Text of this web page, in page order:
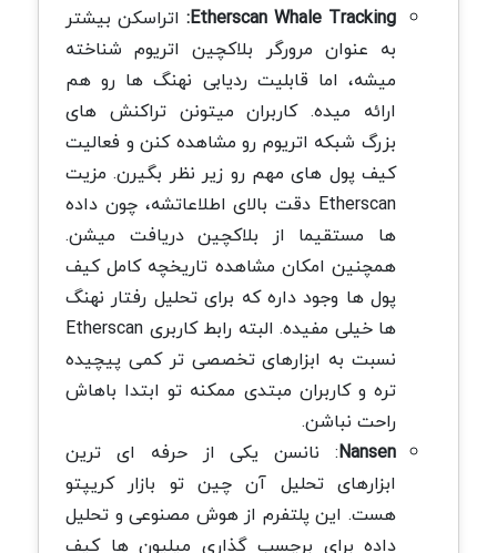
Etherscan Whale Tracking: اتراسکن بیشتر
به عنوان مرورگر بلاکچین اتریوم شناخته
میشه، اما قابلیت ردیابی نهنگ ها رو هم
ارائه میده. کاربران میتونن تراکنش های
بزرگ شبکه اتریوم رو مشاهده کنن و فعالیت
کیف پول های مهم رو زیر نظر بگیرن. مزیت
Etherscan دقت بالای اطلاعاتشه، چون داده
ها مستقیما از بلاکچین دریافت میشن.
همچنین امکان مشاهده تاریخچه کامل کیف
پول ها وجود داره که برای تحلیل رفتار نهنگ
ها خیلی مفیده. البته رابط کاربری Etherscan
نسبت به ابزارهای تخصصی تر کمی پیچیده
تره و کاربران مبتدی ممکنه تو ابتدا باهاش
راحت نباشن.
Nansen: نانسن یکی از حرفه ای ترین
ابزارهای تحلیل آن چین تو بازار کریپتو
هست. این پلتفرم از هوش مصنوعی و تحلیل
داده برای برچسب گذاری میلیون ها کیف